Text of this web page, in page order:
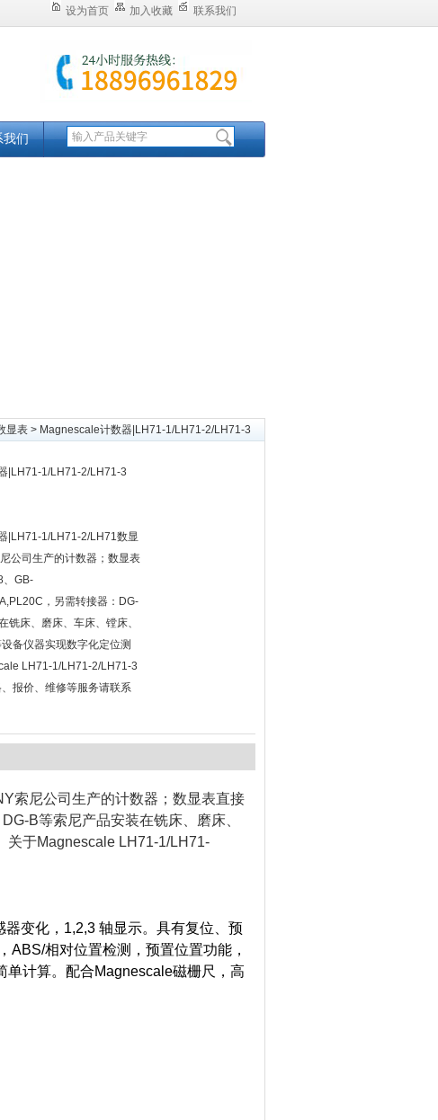
设为首页 加入收藏 联系我们
我们
显表 > Magnescale计数器|LH71-1/LH71-2/LH71-3
|LH71-1/LH71-2/LH71-3
|LH71-1/LH71-2/LH71数显
公司生产的计数器；数显表
、GB-
，另需转接器：DG-
铣床、磨床、车床、镗床、
备仪器实现数字化定位测
LH71-1/LH71-2/LH71-3
报价、维修等服务请联系
索尼公司生产的计数器；数显表直接
B等索尼产品安装在铣床、磨床、
关于Magnescale LH71-1/LH71-
变化，1,2,3 轴显示。具有复位、预
ABS/相对位置检测，预置位置功能，
计算。配合Magnescale磁栅尺，高